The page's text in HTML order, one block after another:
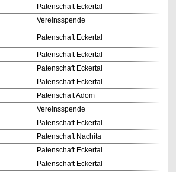
Patenschaft Eckertal
Vereinsspende
Patenschaft Eckertal
Patenschaft Eckertal
Patenschaft Eckertal
Patenschaft Eckertal
Patenschaft Adom
Vereinsspende
Patenschaft Eckertal
Patenschaft Nachita
Patenschaft Eckertal
Patenschaft Eckertal